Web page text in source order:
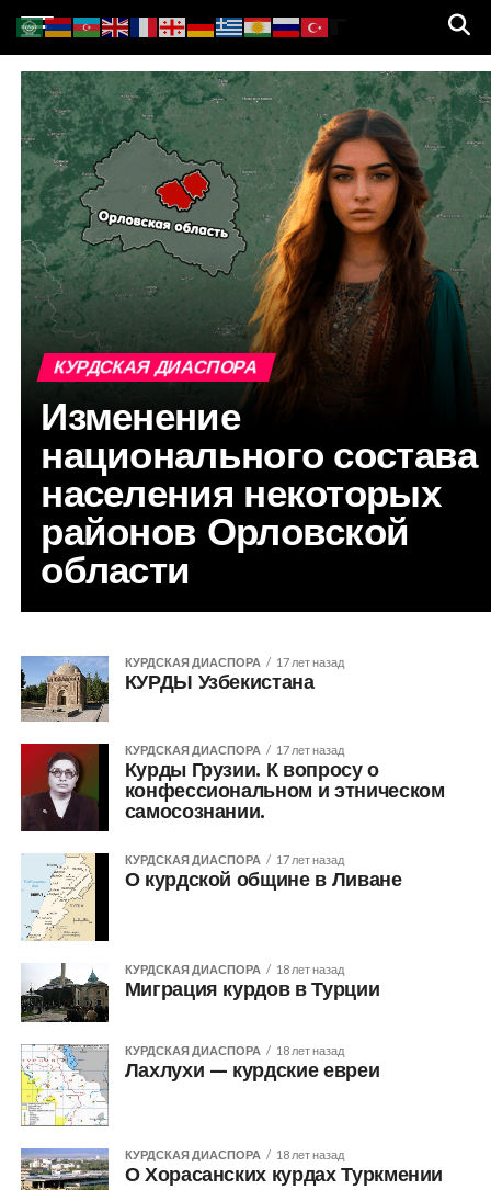
КУРДСКАЯ ДИАСПОРА
Изменение
национального состава
населения некоторых
районов Орловской
области
КУРДСКАЯ ДИАСПОРА 17 лет назад
КУРДЫ Узбекистана
КУРДСКАЯ ДИАСПОРА 17 лет назад
Курды Грузии. К вопросу о
конфессиональном и этническом
самосознании.
КУРДСКАЯ ДИАСПОРА 17 лет назад
О курдской общине в Ливане
КУРДСКАЯ ДИАСПОРА 18 лет назад
Миграция курдов в Турции
КУРДСКАЯ ДИАСПОРА 18 лет назад
Лахлухи — курдские евреи
КУРДСКАЯ ДИАСПОРА 18 лет назад
О Хорасанских курдах Туркмении